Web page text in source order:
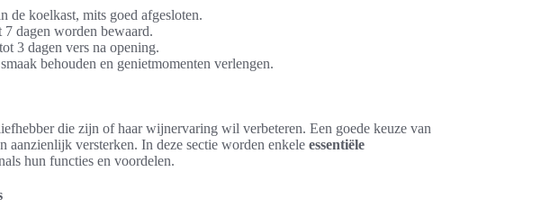
koelkast, mits goed afgesloten.
dagen worden bewaard.
3 dagen vers na opening.
behouden en genietmomenten verlengen.
die zijn of haar wijnervaring wil verbeteren. Een goede keuze van
aanzienlijk versterken. In deze sectie worden enkele essentiële
hun functies en voordelen.